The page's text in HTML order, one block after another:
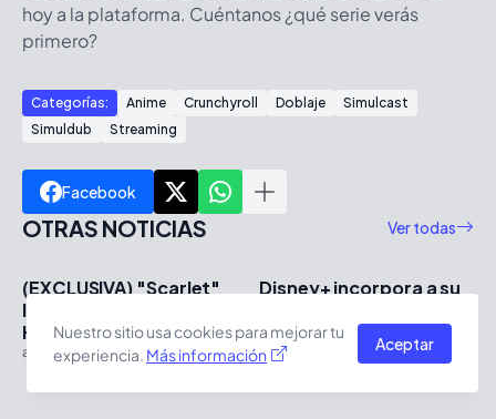
hoy a la plataforma. Cuéntanos ¿qué serie verás
primero?
Categorías: Anime Crunchyroll Doblaje
Simulcast
Simuldub
Streaming
Facebook
OTRAS NOTICIAS Ver todas
(EXCLUSIVA) "Scarlet"
llega en septiembre a
HBO Plus
agosto 08, 2026
Disney+ incorpora a su
dos temporadas de
"Naruto Shippuden"
Nuestro sitio usa cookies para mejorar tu
experiencia. Más información
Aceptar